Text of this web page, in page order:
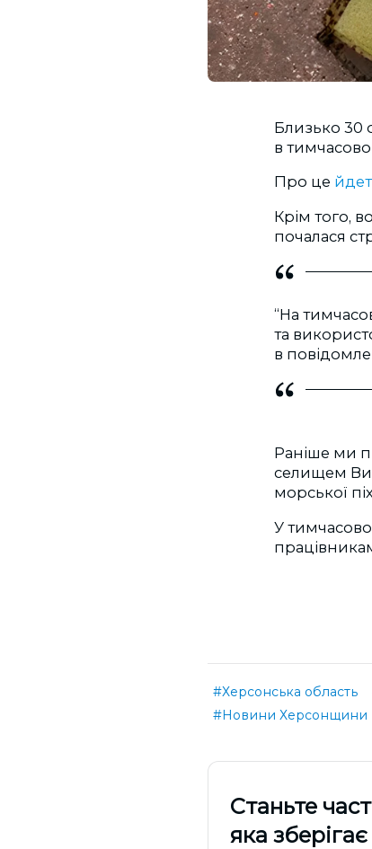
Близько 30
в
Про це
Крім того,
почалася
“На
та
в
Раніше ми
селищем
морської
У
#Херсонська область
#Новини Херсонщини
Cтаньте
яка